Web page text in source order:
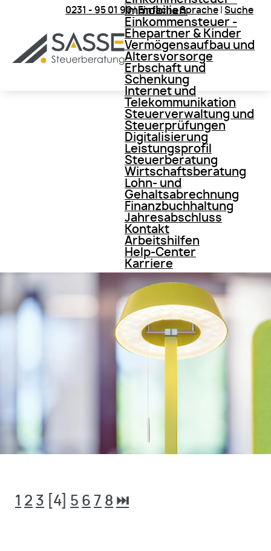
0231 - 95 01 90|Einfache Sprache Suche
Immobilien
Einkommensteuer -
Ehepartner & Kinder
Vermögensaufbau und
Altersvorsorge
Erbschaft und
Schenkung
Internet und
Telekommunikation
Steuerverwaltung und
Steuerprüfungen
Digitalisierung
Leistungsprofil
Steuerberatung
Wirtschaftsberatung
Lohn- und
Gehaltsabrechnung
Finanzbuchhaltung
Jahresabschluss
Kontakt
Arbeitshilfen
Help-Center
Karriere
1 2 3 [4] 5 6 7 8 ⏭